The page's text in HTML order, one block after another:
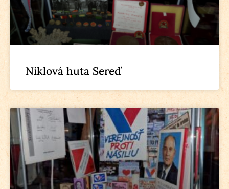
Niklová huta Sereď